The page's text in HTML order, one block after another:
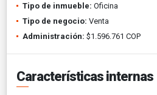
Tipo de inmueble: Oficina
Tipo de negocio: Venta
Administración: $1.596.761 COP
Características internas